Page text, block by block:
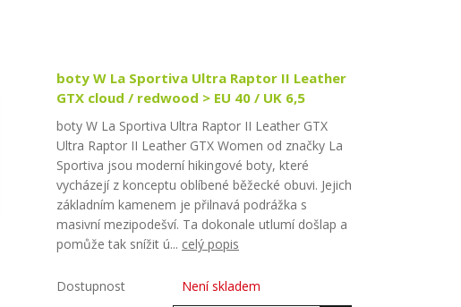
boty W La Sportiva Ultra Raptor II Leather
GTX cloud / redwood > EU 40 / UK 6,5
boty W La Sportiva Ultra Raptor II Leather GTX
Ultra Raptor II Leather GTX Women od značky La
Sportiva jsou moderní hikingové boty, které
vycházejí z konceptu oblíbené běžecké obuvi. Jejich
základním kamenem je přilnavá podrážka s
masivní mezipodešví. Ta dokonale utlumí došlap a
pomůže tak snížit ú... celý popis
Dostupnost Není skladem